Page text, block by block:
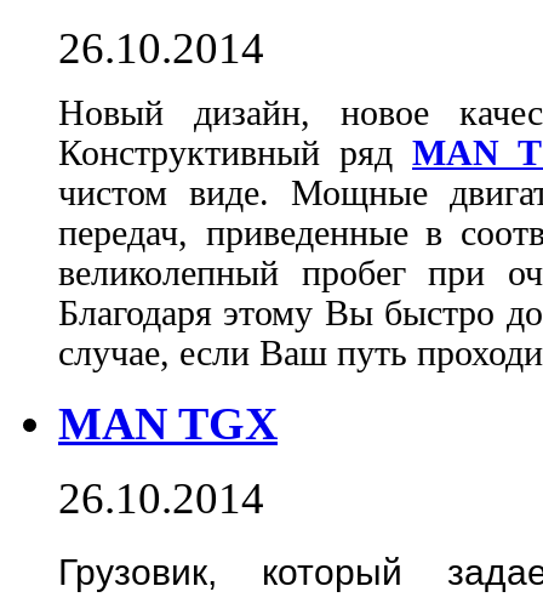
26.10.2014
Новый дизайн, новое
Конструктивный ряд MAN
чистом виде. Мощные
передач, приведенные в
великолепный пробег при
Благодаря этому Вы быстро
случае, если Ваш путь
MAN TGX
26.10.2014
Грузовик, который